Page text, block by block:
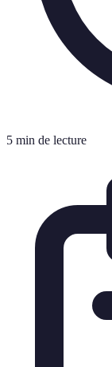
5 min de lecture